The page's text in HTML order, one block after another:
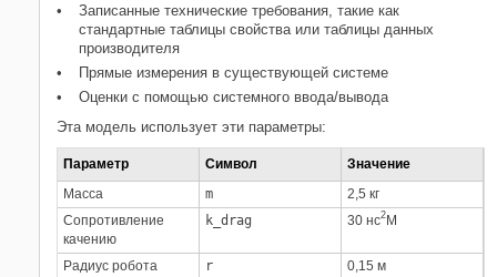
Записанные технические требования, такие как
стандартные таблицы свойства или таблицы данных
производителя
Прямые измерения в существующей системе
Оценки с помощью системного ввода/вывода
Эта модель использует эти параметры:
Параметр Символ
Значение
Масса
m
2,5 кг
Сопротивление
качению
k_drag 30 нс2M
Радиус робота r 0,15 м